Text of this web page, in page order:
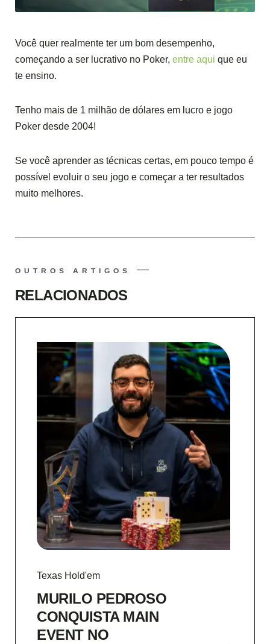
Você quer realmente ter um bom desempenho,
começando a ser lucrativo no Poker, entre aqui que eu
te ensino.
Tenho mais de 1 milhão de dólares em lucro e jogo
Poker desde 2004!
Se você aprender as técnicas certas, em pouco tempo é
possível evoluir o seu jogo e começar a ter resultados
muito melhores.
OUTROS ARTIGOS
RELACIONADOS
Texas Hold'em
MURILO PEDROSO
CONQUISTA MAIN
EVENT NO